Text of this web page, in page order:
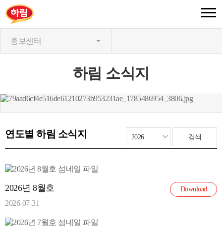
홍보센터
하림 소식지
연도별 하림 소식지
2026년 8월호
2026-07-31
Download